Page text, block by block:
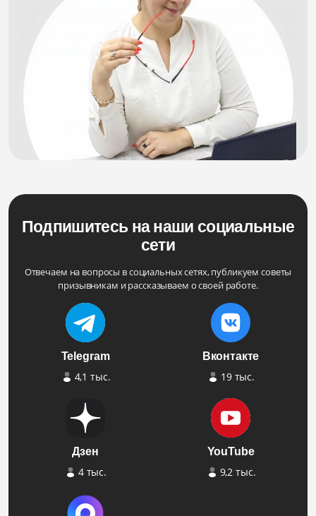
Подпишитесь на наши социальные
сети
Отвечаем на вопросы в социальных сетях, публикуем советы
призывникам и рассказываем о своей работе.
Telegram
4,1 тыс.
Вконтакте
19 тыс.
Дзен
4 тыс.
YouTube
9,2 тыс.